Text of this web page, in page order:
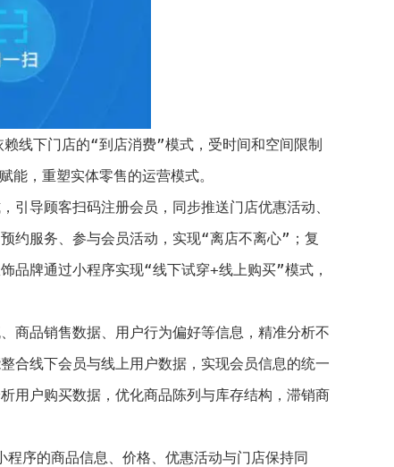
线下门店的“到店消费”模式，受时间和空间限制
，重塑实体零售的运营模式。
导顾客扫码注册会员，同步推送门店优惠活动、
约服务、参与会员活动，实现“离店不离心”；复
品牌通过小程序实现“线下试穿+线上购买”模式，
商品销售数据、用户行为偏好等信息，精准分析不
合线下会员与线上用户数据，实现会员信息的统一
用户购买数据，优化商品陈列与库存结构，滞销商
序的商品信息、价格、优惠活动与门店保持同